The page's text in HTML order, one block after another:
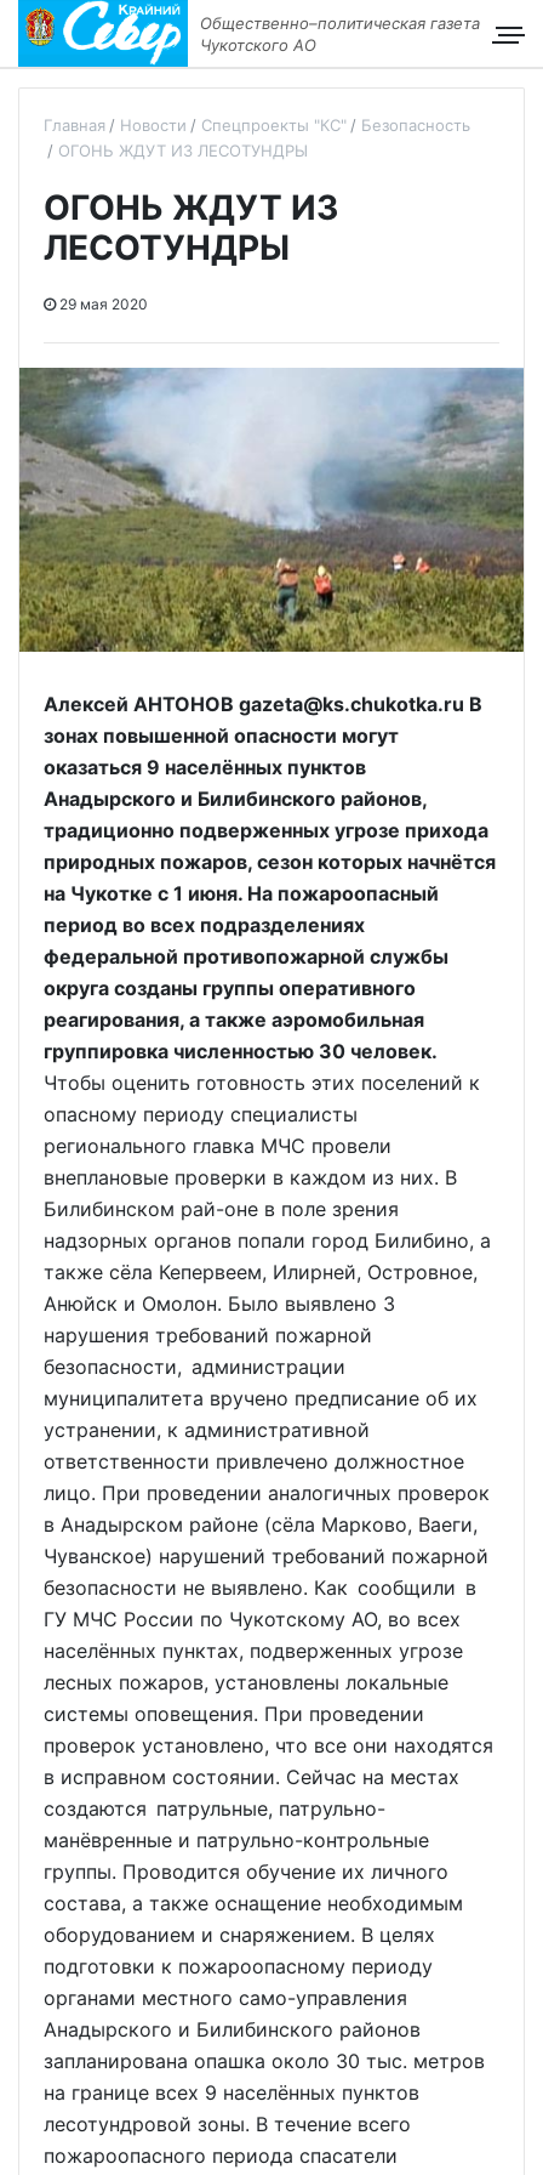
Общественно–политическая газета
Чукотского АО
Главная Новости Спецпроекты "КС"
Безопасность
ОГОНЬ ЖДУТ ИЗ ЛЕСОТУНДРЫ
ОГОНЬ ЖДУТ ИЗ
ЛЕСОТУНДРЫ
29 мая 2020
Алексей АНТОНОВ gazeta@ks.chukotka.ru В
зонах повышенной опасности могут
оказаться 9 населённых пунктов
Анадырского и Билибинского районов,
традиционно подверженных угрозе прихода
природных пожаров, сезон которых начнётся
на Чукотке с 1 июня. На пожароопасный
период во всех подразделениях
федеральной противопожарной службы
округа созданы группы оперативного
реагирования, а также аэромобильная
группировка численностью 30 человек.
Чтобы оценить готовность этих поселений к
опасному периоду специалисты
регионального главка МЧС провели
внеплановые проверки в каждом из них. В
Билибинском рай-оне в поле зрения
надзорных органов попали город Билибино, а
также сёла Кепервеем, Илирней, Островное,
Анюйск и Омолон. Было выявлено 3
нарушения требований пожарной
безопасности, администрации
муниципалитета вручено предписание об их
устранении, к административной
ответственности привлечено должностное
лицо. При проведении аналогичных проверок
в Анадырском районе (сёла Марково, Ваеги,
Чуванское) нарушений требований пожарной
безопасности не выявлено. Как сообщили в
ГУ МЧС России по Чукотскому АО, во всех
населённых пунктах, подверженных угрозе
лесных пожаров, установлены локальные
системы оповещения. При проведении
проверок установлено, что все они находятся
в исправном состоянии. Сейчас на местах
создаются патрульные, патрульно-
манёвренные и патрульно-контрольные
группы. Проводится обучение их личного
состава, а также оснащение необходимым
оборудованием и снаряжением. В целях
подготовки к пожароопасному периоду
органами местного само-управления
Анадырского и Билибинского районов
запланирована опашка около 30 тыс. метров
на границе всех 9 населённых пунктов
лесотундровой зоны. В течение всего
пожароопасного периода спасатели